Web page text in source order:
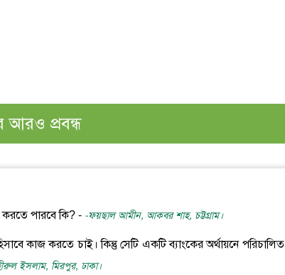
আরও প্রবন্ধ
করতে পারবে কি? - -ফয়ছাল আমীন, আকবর শাহ, চট্টগ্রাম।
কাজ করতে চাই। কিন্তু সেটি একটি ব্যাংকের অর্থায়নে পরিচালিত
ইসলাম, মিরপুর, ঢাকা।